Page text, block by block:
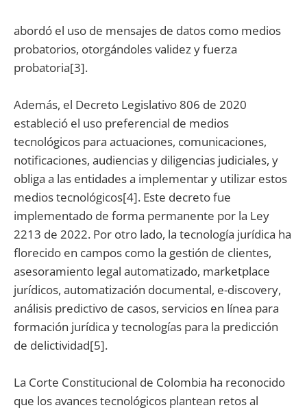
abordó el uso de mensajes de datos como medios
probatorios, otorgándoles validez y fuerza
probatoria[3].
Además, el Decreto Legislativo 806 de 2020
estableció el uso preferencial de medios
tecnológicos para actuaciones, comunicaciones,
notificaciones, audiencias y diligencias judiciales, y
obliga a las entidades a implementar y utilizar estos
medios tecnológicos[4]. Este decreto fue
implementado de forma permanente por la Ley
2213 de 2022. Por otro lado, la tecnología jurídica ha
florecido en campos como la gestión de clientes,
asesoramiento legal automatizado, marketplace
jurídicos, automatización documental, e-discovery,
análisis predictivo de casos, servicios en línea para
formación jurídica y tecnologías para la predicción
de delictividad[5].
La Corte Constitucional de Colombia ha reconocido
que los avances tecnológicos plantean retos al